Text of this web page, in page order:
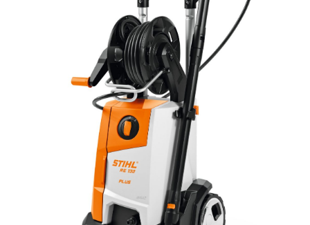
NETTOYEUR
HAUTE PRESSION
STIHL RE 130 PLUS